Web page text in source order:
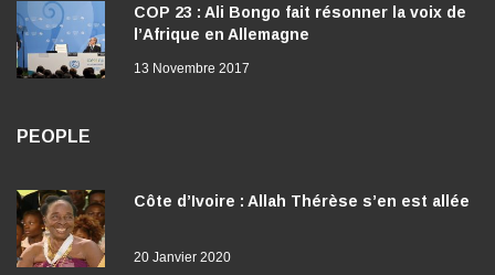
COP 23 : Ali Bongo fait résonner la voix de
l’Afrique en Allemagne
13 Novembre 2017
PEOPLE
Côte d’Ivoire : Allah Thérèse s’en est allée
20 Janvier 2020